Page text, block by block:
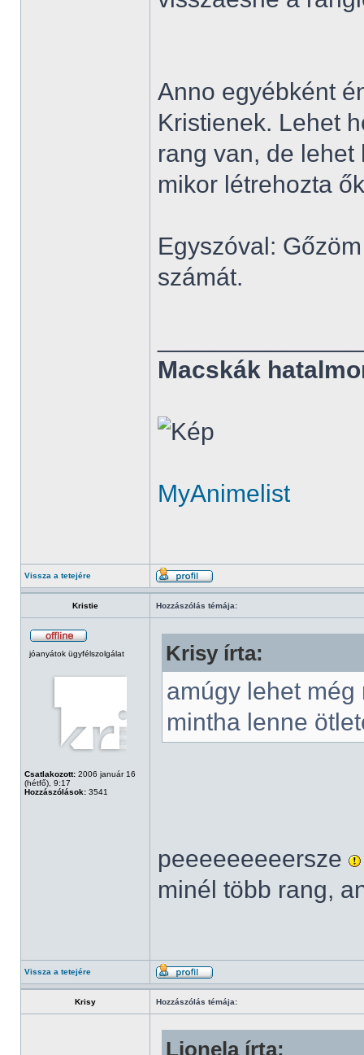
Anno egyébként
Kristienek. Lehet
rang van, de
mikor létrehozta
Egyszóval:
számát.
Macskák
MyAnimelist
Vissza a tetejére
Kristie Hozzászólás témája:
jóanyátok ügyfélszolgálat
Csatlakozott: 2006 január 16
(hétfő), 9:17
Hozzászólások: 3541
Krisy írta:
amúgy lehet
mintha lenne
peeeeeeeeersze
minél több rang,
Vissza a tetejére
Krisy Hozzászólás témája:
Lionela írta: